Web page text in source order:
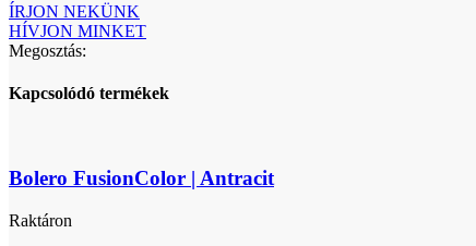
ÍRJON NEKÜNK
HÍVJON MINKET
Megosztás:
Kapcsolódó termékek
Bolero FusionColor | Antracit
Raktáron